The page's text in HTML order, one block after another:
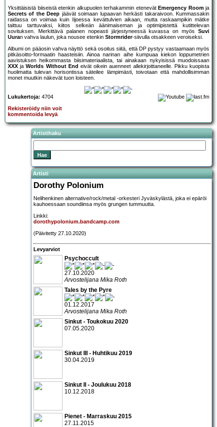
Yksittäisistä biiseistä etenkin alkupuolen terhakammin etenevät Emergency Roomja
Secrets of the Deep jäävät soimaan lupaavan herkästi takaraivoon. Kummassakin
raidassa on voimaa kuin Iijoessa kevättulvien aikaan, mutta raskaampikin mätke
taittuu tarttuvaksi, kiitos selkeän äänimaiseman ja optimipistettä kutittelevan
sovituksen. Merkittävä palanen nopeasti järjestyneessä kuvassa on myös Suvi
Uuran vahva laulun, joka nousee etenkin Stormrider-siivulla otsakkeen veroiseksi.
Albumi on pääosin vahva näyttö sekä osoitus siitä, että DP pystyy vastaamaan myös
pitkäsoitto-formaatin haasteisiin. Ainoa narinan aihe kumpuaa kiekon loppumetrien
aavistuksen heikommasta biisimateriaalista, tai ainakaan nykyisissä muodoissaan
XXX jaWorlds Without End eivät oikein auenneet allekirjoittaneelle. Pikku kuopista
huolimatta tulevan horisontissa säteilee lämpimästi, toivotaan että mahdollisimman
monet muutkin näkevät tuon loisteen.
Lukukertoja: 4704
Rekisteröidy niin voit
kommentoida levyä
Artistihaku
Artisti
Dorothy Polonium
Nelihenkinen alternative/rock/metal -orkesteri Jyväskylästä, joka ei epäröi
kauhoessaan soundiinsa myös grungen tummuutta.
Linkki:
dorothypolonium.bandcamp.com
(Päivitetty 27.10.2020)
Levyarviot
Psychoccult
27.10.2020
Arvostelijana Mika Roth
Tales by the Pyre
01.12.2017
Arvostelijana Mika Roth
Sinkut - Toukokuu 2020
07.05.2020
Sinkut III - Huhtikuu 2019
30.04.2019
Sinkut II - Joulukuu 2018
10.12.2018
Pienet - Marraskuu 2015
27.11.2015